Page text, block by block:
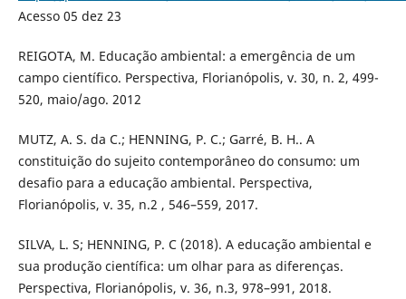
Acesso 05 dez 23
REIGOTA, M. Educação ambiental: a emergência de um
campo científico. Perspectiva, Florianópolis, v. 30, n. 2, 499-
520, maio/ago. 2012
MUTZ, A. S. da C.; HENNING, P. C.; Garré, B. H.. A
constituição do sujeito contemporâneo do consumo: um
desafio para a educação ambiental. Perspectiva,
Florianópolis, v. 35, n.2 , 546–559, 2017.
SILVA, L. S; HENNING, P. C (2018). A educação ambiental e
sua produção científica: um olhar para as diferenças.
Perspectiva, Florianópolis, v. 36, n.3, 978–991, 2018.